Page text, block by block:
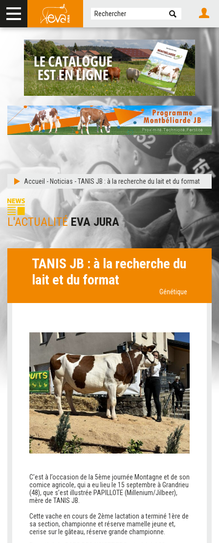
Accueil - Noticias -TANIS JB : à la recherche du lait et du format
L'ACTUALITÉEVA JURA
TANIS JB : à la recherche du
lait et du format
Génétique
C’est à l’occasion de la 5ème journée Montagne et de son
comice agricole, qui a eu lieu le 15 septembre à Grandrieu
(48), que s’est illustrée PAPILLOTE (Millenium/Jilbeer),
mère de TANIS JB.
Cette vache en cours de 2ème lactation a terminé 1ère de
sa section, championne et réserve mamelle jeune et,
cerise sur le gâteau, réserve grande championne.